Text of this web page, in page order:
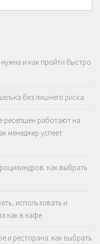
и как пройти быстро
без лишнего риска
ресепшен работают на
менеджер успеет
как выбрать
использовать и
как в кафе
и ресторана: как выбрать